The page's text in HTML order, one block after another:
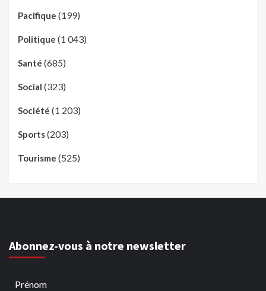
Pacifique (199)
Politique (1 043)
Santé (685)
Social (323)
Société (1 203)
Sports(203)
Tourisme (525)
Abonnez-vous à notre newsletter
Prénom